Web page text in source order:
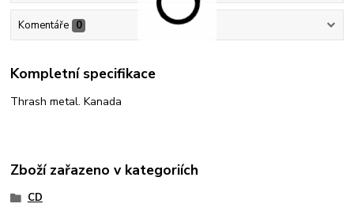
Komentáře 0
Kompletní specifikace
Thrash metal. Kanada
Zboží zařazeno v kategoriích
CD